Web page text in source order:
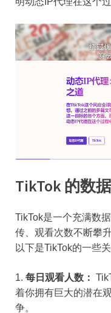
TikTok 的数
TikTok是一个充满数
传、观看次数不断攀
以下是TikTok的一些关
每日观看人数：
着你拥有巨大的潜在
争。